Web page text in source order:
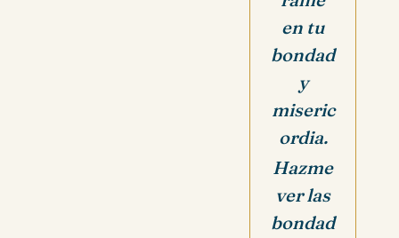
en tu
bondad
y
miseric
ordia.
Hazme
ver las
bondad